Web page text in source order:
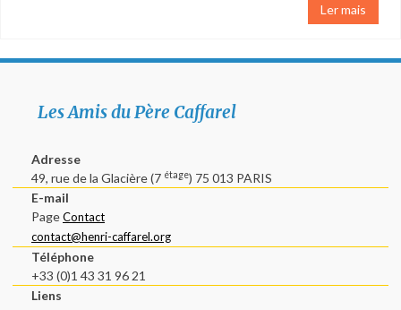
Ler mais
Les Amis du Père Caffarel
Adresse
49, rue de la Glacière (7 étage) 75 013 PARIS
E-mail
PageContact
contact@henri-caffarel.org
Téléphone
+33 (0)1 43 31 96 21
Liens